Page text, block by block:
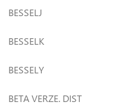
BESSELJ
BESSELK
BESSELY
BETA VERZE. DIST